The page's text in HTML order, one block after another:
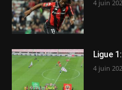
4 juin
Ligue
4 juin